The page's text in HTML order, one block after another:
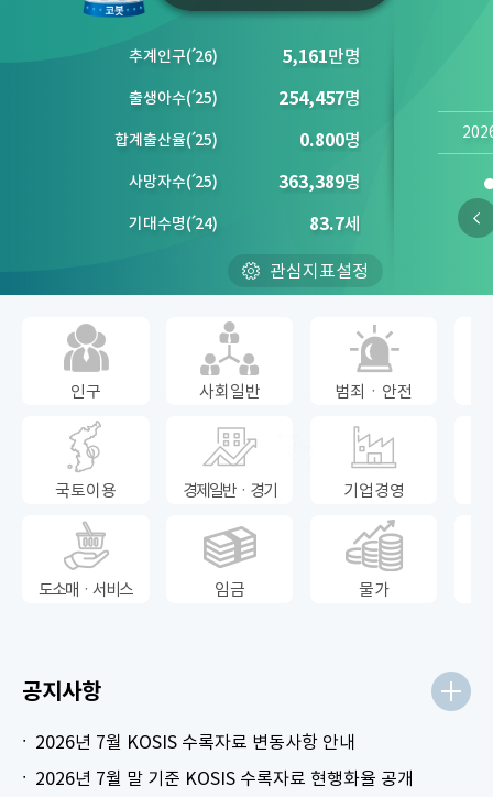
추계인구(´26) 5,161만명
출생아수(´25) 254,457명
합계출산율(´25) 0.800명
사망자수(´25) 363,389명
기대수명(´24) 83.7세
관심지표설정
인구 사회일반 범죄ㆍ안전
국토이용 경제일반ㆍ경기 기업경영
도소매ㆍ서비스 임금 물가
공지사항
2026년 7월 KOSIS 수록자료 변동사항 안내
2026년 7월 말 기준 KOSIS 수록자료 현행화율 공개